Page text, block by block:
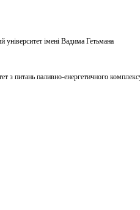
університет імені Вадима Гетьмана
з питань паливно-енергетичного